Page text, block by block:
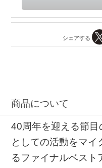
シェアする
商品について
40周年を迎える節
としての活動をマイ
るファイナルベスト